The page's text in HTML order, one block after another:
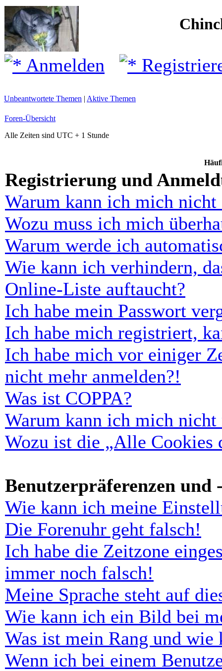
Anmelden
Unbeantwortete Themen | Aktive Themen
Foren-Übersicht
Alle Zeiten sind UTC + 1 Stunde
Registrierung und
Warum kann ich mich nicht
Wozu muss ich mich
Warum werde ich
Wie kann ich verhindern,
Online-Liste auftaucht?
Ich habe mein Passwort
Ich habe mich registriert,
Ich habe mich vor einiger
nicht mehr anmelden?!
Was ist COPPA?
Warum kann ich mich nicht
Wozu ist die „Alle Cookies
Benutzerpräferenzen und
Wie kann ich meine
Die Forenuhr geht falsch!
Ich habe die Zeitzone
immer noch falsch!
Meine Sprache steht auf
Wie kann ich ein Bild bei
Was ist mein Rang und wie
Wenn ich bei einem